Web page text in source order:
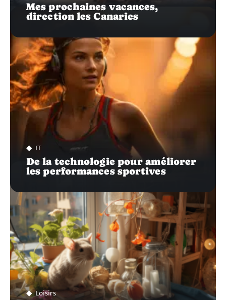
Mes prochaines vacances,
direction les Canaries
IT
De la technologie pour améliorer
les performances sportives
Loisirs